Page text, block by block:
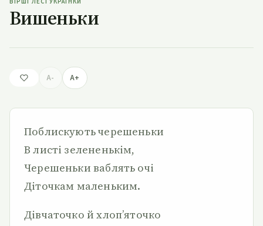
Вишеньки
A- A+
Поблискують черешеньки
В листі зелененькім,
Черешеньки ваблять очі
Діточкам маленьким.
Дівчаточко й хлоп’яточко